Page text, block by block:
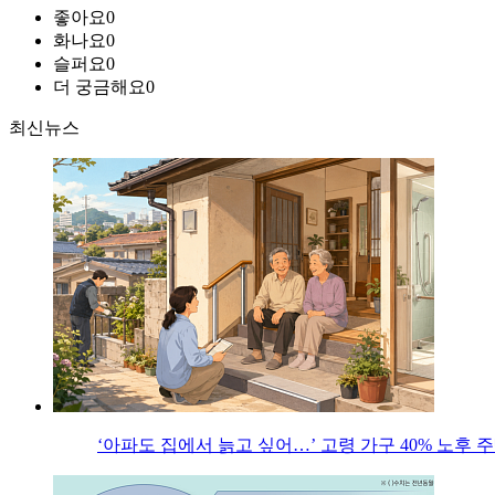
좋아요0
화나요0
슬퍼요0
더 궁금해요0
최신뉴스
‘아파도 집에서 늙고 싶어…’ 고령 가구 40% 노후